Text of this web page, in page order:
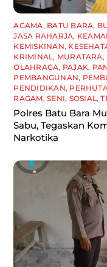
AGAMA, BATU BARA,
JASA RAHARJA,
KEMISKINAN,
KRIMINAL , MURATARA,
OLAHRAGA, PAJAK,
PEMBANGUNAN,
PENDIDIKAN,
RAGAM,SENI, SOSIAL ,
Polres Batu Bara
Sabu, Tegaskan
Narkotika